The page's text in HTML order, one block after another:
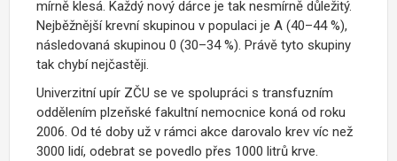
mírně klesá. Každý nový dárce je tak nesmírně důležitý.
Nejběžnější krevní skupinou v populaci je A (40–44 %),
následovaná skupinou 0 (30–34 %). Právě tyto skupiny
tak chybí nejčastěji.
Univerzitní upír ZČU se ve spolupráci s transfuzním
oddělením plzeňské fakultní nemocnice koná od roku
2006. Od té doby už v rámci akce darovalo krev víc než
3000 lidí, odebrat se povedlo přes 1000 litrů krve.